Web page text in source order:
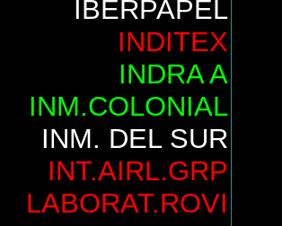
IBERPAPEL
INDITEX
INDRA A
INM.COLONIAL
INM. DEL SUR
INT.AIRL.GRP
LABORAT.ROVI